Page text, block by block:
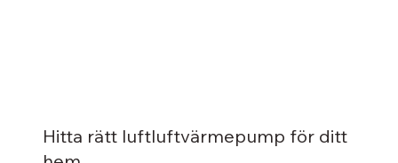
Hitta rätt luftluftvärmepump för ditt